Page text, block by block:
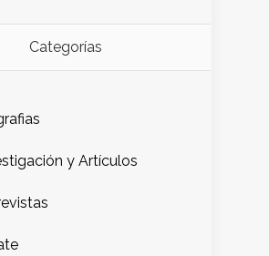
Categorías
y Artículos